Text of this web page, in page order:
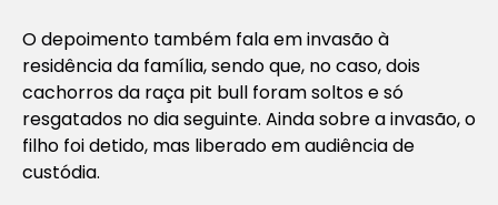
O depoimento também fala em invasão à
residência da família, sendo que, no caso, dois
cachorros da raça pit bull foram soltos e só
resgatados no dia seguinte. Ainda sobre a invasão, o
filho foi detido, mas liberado em audiência de
custódia.